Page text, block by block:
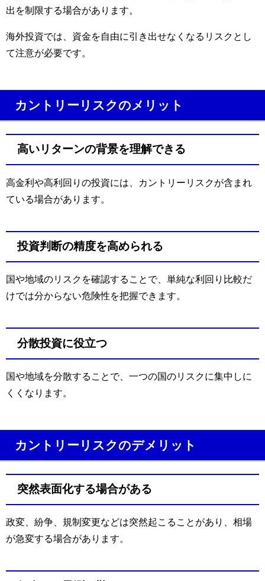
出を制限する場合があります。
海外投資では、資金を自由に引き出せなくなるリスクとし
て注意が必要です。
カントリーリスクのメリット
高いリターンの背景を理解できる
高金利や高利回りの投資には、カントリーリスクが含まれ
ている場合があります。
投資判断の精度を高められる
国や地域のリスクを確認することで、単純な利回り比較だ
けでは分からない危険性を把握できます。
分散投資に役立つ
国や地域を分散することで、一つの国のリスクに集中しに
くくなります。
カントリーリスクのデメリット
突然表面化する場合がある
政変、紛争、規制変更などは突然起こることがあり、相場
が急変する場合があります。